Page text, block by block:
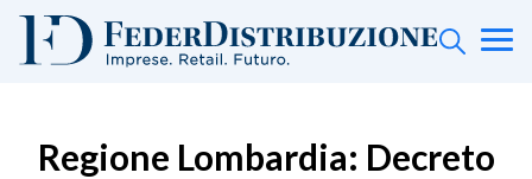
Regione Lombardia: Decreto